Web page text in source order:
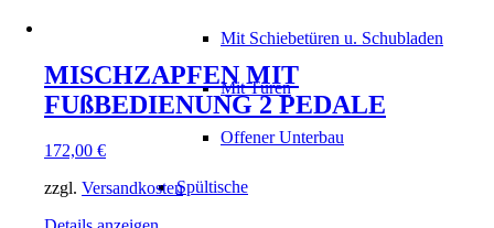
Mit Schiebetüren u. Schubladen
Mit Türen
Offener Unterbau
Spültische
MISCHZAPFEN MIT
FUßBEDIENUNG 2 PEDALE
172,00 €
zzgl. Versandkosten